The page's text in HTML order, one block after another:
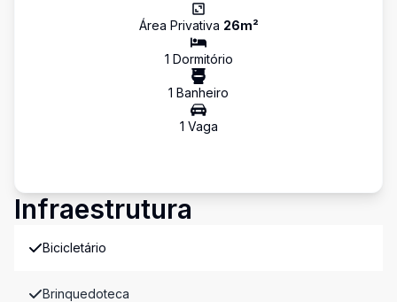
Área Privativa 26m²
1 Dormitório
1 Banheiro
1 Vaga
Infraestrutura
Bicicletário
Brinquedoteca